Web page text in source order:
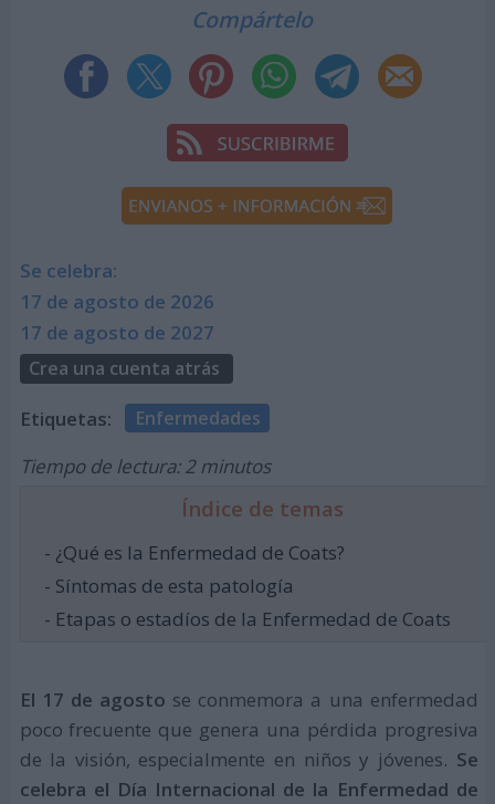
Compártelo
Se celebra:
17 de agosto de 2026
17 de agosto de 2027
Crea una cuenta atrás
Etiquetas: Enfermedades
Tiempo de lectura: 2 minutos
Índice de temas
- ¿Qué es la Enfermedad de Coats?
- Síntomas de esta patología
- Etapas o estadíos de la Enfermedad de Coats
El 17 de agosto se conmemora a una enfermedad
poco frecuente que genera una pérdida progresiva
de la visión, especialmente en niños y jóvenes. Se
celebra el Día Internacional de la Enfermedad de